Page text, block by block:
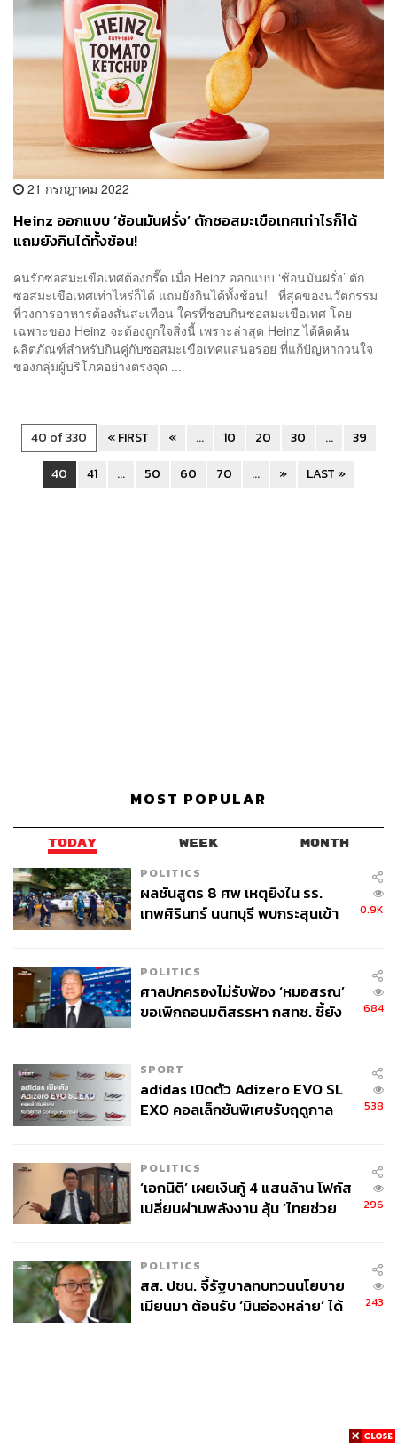
21 กรกฎาคม 2022
Heinz ออกแบบ ‘ช้อนมันฝรั่ง’ ตักซอสมะเขือเทศเท่าไรก็ได้
แถมยังกินได้ทั้งช้อน!
คนรักซอสมะเขือเทศต้องกรี๊ด เมื่อ Heinz ออกแบบ ‘ช้อนมันฝรั่ง’ ตัก
ซอสมะเขือเทศเท่าไหร่ก็ได้ แถมยังกินได้ทั้งช้อน! ที่สุดของนวัตกรรม
ที่วงการอาหารต้องสั่นสะเทือน ใครที่ชอบกินซอสมะเขือเทศ โดย
เฉพาะของ Heinz จะต้องถูกใจสิ่งนี้ เพราะล่าสุด Heinz ได้คิดค้น
ผลิตภัณฑ์สำหรับกินคู่กับซอสมะเขือเทศแสนอร่อย ที่แก้ปัญหากวนใจ
ของกลุ่มผู้บริโภคอย่างตรงจุด ...
40 of 330 « FIRST « ... 10 20 30 ...
39
40
41 ... 50 60 70 ... » LAST »
MOST POPULAR
TODAY WEEK MONTH
POLITICS
ผลชันสูตร 8 ศพ เหตุยิงใน รร.
เทพศิรินทร์ นนทบุรี พบกระสุนเข้า
0.9K
POLITICS
ศาลปกครองไม่รับฟ้อง ‘หมอสรณ’
ขอเพิกถอนมติสรรหา กสทช. ชี้ยัง
684
SPORT
adidas เปิดตัว Adizero EVO SL
EXO คอลเล็กชันพิเศษรับฤดูกาล
538
POLITICS
‘เอกนิติ’ เผยเงินกู้ 4 แสนล้าน โฟกัส
เปลี่ยนผ่านพลังงาน ลุ้น ‘ไทยช่วย
296
POLITICS
สส. ปชน. จี้รัฐบาลทบทวนนโยบาย
เมียนมา ต้อนรับ ‘มินอ่องหล่าย’ ได้
243